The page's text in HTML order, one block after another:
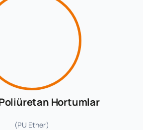
Hortumlar
(PU Ether)